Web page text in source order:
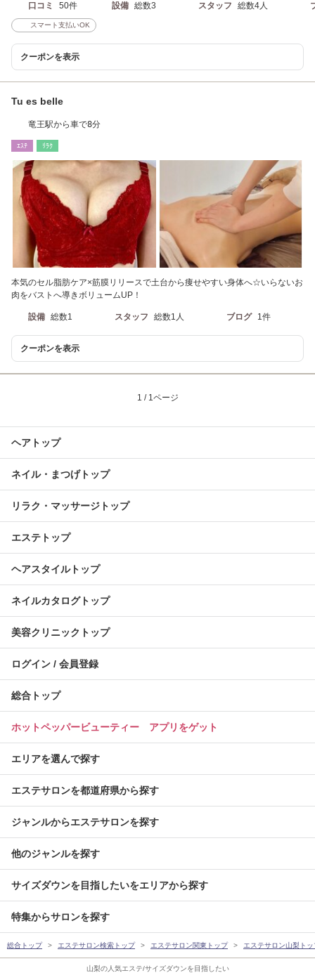
山梨の人気エステ/サイズダウンを目指したい
口コミ 50件 設備 総数3 スタッフ 総数4人
スマート支払いOK
クーポンを表示
Tu es belle
竜王駅から車で8分
ｴｽﾃ ﾘﾗｸ
本気のセル脂肪ケア×筋膜リリースで土台から痩せやすい身体へ☆いらないお
肉をバストへ導きボリュームUP！
設備 総数1 スタッフ 総数1人 ブログ 1件
クーポンを表示
1 / 1ページ
ヘアトップ
ネイル・まつげトップ
リラク・マッサージトップ
エステトップ
ヘアスタイルトップ
ネイルカタログトップ
美容クリニックトップ
ログイン / 会員登録
総合トップ
ホットペッパービューティー アプリをゲット
エリアを選んで探す
エステサロンを都道府県から探す
ジャンルからエステサロンを探す
他のジャンルを探す
サイズダウンを目指したいをエリアから探す
特集からサロンを探す
総合トップ エステサロン検索トップ エステサロン関東トップ エステサロン山梨トッ